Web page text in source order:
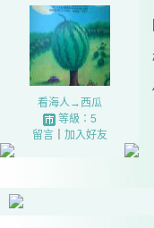
看海人→西瓜
等級：5
留言｜ 加入好友